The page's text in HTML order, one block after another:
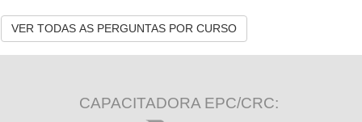
VER TODAS AS PERGUNTAS POR CURSO
CAPACITADORA EPC/CRC: